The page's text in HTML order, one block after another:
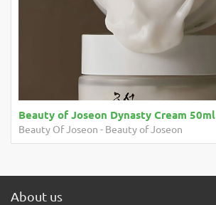
Beauty of Joseon Dynasty Cream 50ml
Beauty Of Joseon - Beauty of Joseon
About us